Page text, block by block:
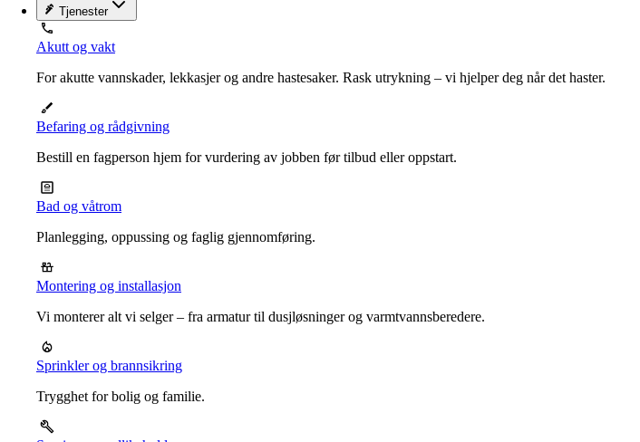
Tjenester
Akutt og vakt
For akutte vannskader, lekkasjer og andre hastesaker. Rask utrykning – vi hjelper deg når det haster.
Befaring og rådgivning
Bestill en fagperson hjem for vurdering av jobben før tilbud eller oppstart.
Bad og våtrom
Planlegging, oppussing og faglig gjennomføring.
Montering og installasjon
Vi monterer alt vi selger – fra armatur til dusjløsninger og varmtvannsberedere.
Sprinkler og brannsikring
Trygghet for bolig og familie.